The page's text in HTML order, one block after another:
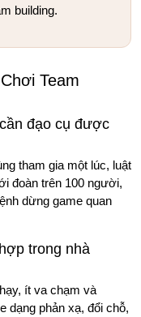
building.
Team
đạo cụ được
tham gia một lúc, luật
đoàn trên 100 người,
dừng game quan
trong nhà
ít va chạm và
dạng phản xạ, đổi chỗ,